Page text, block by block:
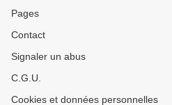
Pages
Contact
Signaler un abus
C.G.U.
Cookies et données personnelles